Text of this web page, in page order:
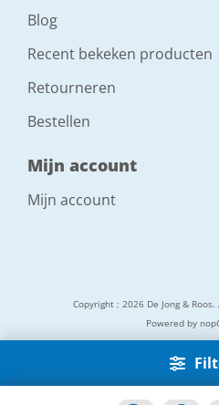
Blog
Recent bekeken producten
Retourneren
Bestellen
Mijn account
Mijn account
Copyright ; 2026 De Jong &
Powered by